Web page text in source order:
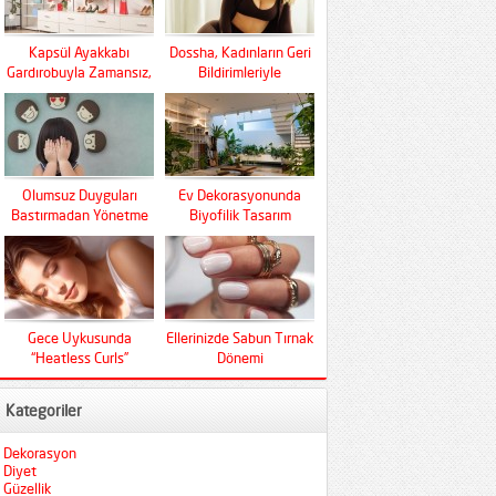
Kapsül Ayakkabı
Gardırobuyla Zamansız,
Fonksiyonel Ve Konfor
Dossha, Kadınların Geri
Bildirimleriyle
Şekilleniyor
Olumsuz Duyguları
Bastırmadan Yönetme
Sanatı
Ev Dekorasyonunda
Biyofilik Tasarım
Devrimi
Gece Uykusunda
“Heatless Curls”
Mucizesi
Ellerinizde Sabun Tırnak
Dönemi
Kategoriler
Dekorasyon
Diyet
Güzellik